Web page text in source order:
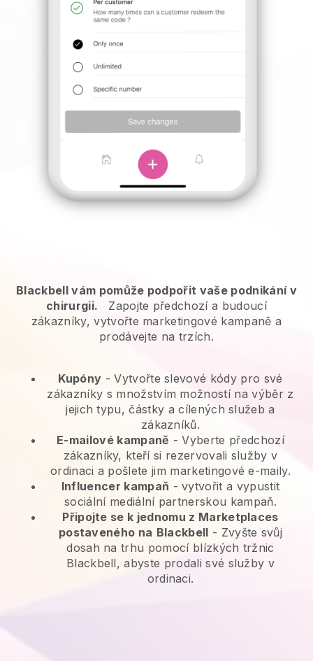
Blackbell vám pomůže podpořit vaše podnikání v
chirurgii.
Zapojte předchozí a budoucí
zákazníky, vytvořte marketingové kampaně a
prodávejte na trzích.
Kupóny - Vytvořte slevové kódy pro své
zákazníky s množstvím možností na výběr z
jejich typu, částky a cílených služeb a
zákazníků.
E-mailové kampaně -Vyberte předchozí
zákazníky, kteří si rezervovali služby v
ordinaci a pošlete jim marketingové e-maily.
Influencer kampaň - vytvořit a vypustit
sociální mediální partnerskou kampaň.
Připojte se k jednomu z Marketplaces
postaveného na Blackbell - Zvyšte svůj
dosah na trhu pomocí blízkých tržnic
Blackbell, abyste prodali své služby v
ordinaci.